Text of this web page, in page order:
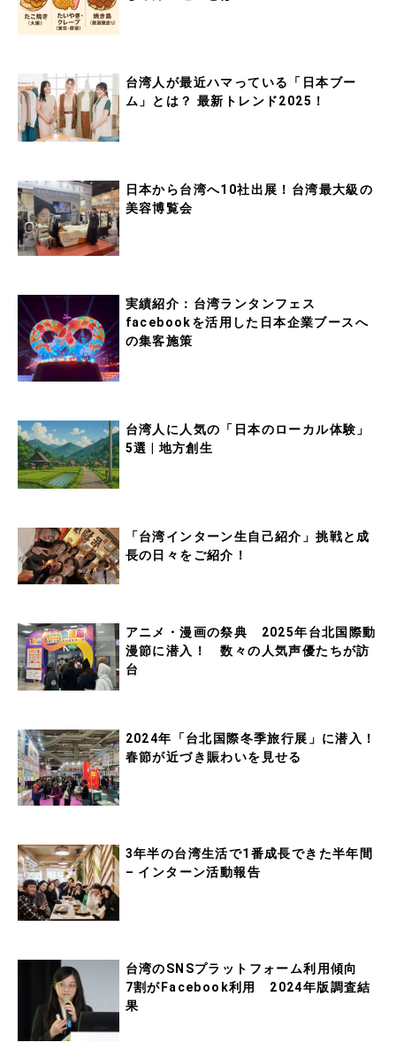
台湾人が最近ハマっている「日本ブー
ム」とは？ 最新トレンド2025！
日本から台湾へ10社出展！台湾最大級の
美容博覧会
実績紹介：台湾ランタンフェス
facebookを活用した日本企業ブースへ
の集客施策
台湾人に人気の「日本のローカル体験」
5選 | 地方創生
「台湾インターン生自己紹介」挑戦と成
長の日々をご紹介！
アニメ・漫画の祭典 2025年台北国際動
漫節に潜入！ 数々の人気声優たちが訪
台
2024年「台北国際冬季旅行展」に潜入！
春節が近づき賑わいを見せる
3年半の台湾生活で1番成長できた半年間
– インターン活動報告
台湾のSNSプラットフォーム利用傾向
7割がFacebook利用 2024年版調査結
果